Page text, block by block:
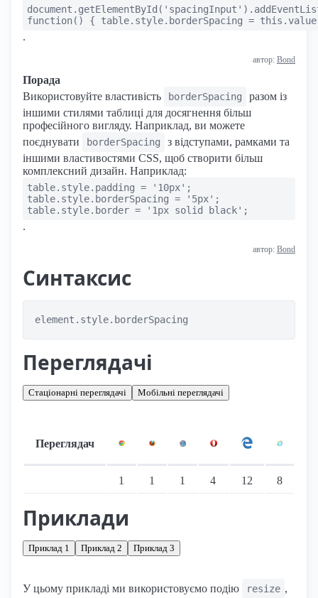
function() { table.style.borderSpacing =
.
автор: Bond
Порада
Використовуйте властивість
borderSpacing
разом із
іншими стилями таблиці для досягнення більш
професійного вигляду. Наприклад, ви можете
поєднувати
borderSpacing
з відступами, рамками та
іншими властивостями CSS, щоб створити більш
комплексний дизайн. Наприклад:
table.style.padding = '10px';
table.style.borderSpacing = '5px';
table.style.border = '1px solid black';
.
автор: Bond
Синтаксис
element.style.borderSpacing
Переглядачі
Стаціонарні переглядачі Мобільні переглядачі
Переглядач
1 1 1 4 12 8
Приклади
Приклад 1 Приклад 2 Приклад 3
У цьому прикладі ми використовуємо подію resize ,